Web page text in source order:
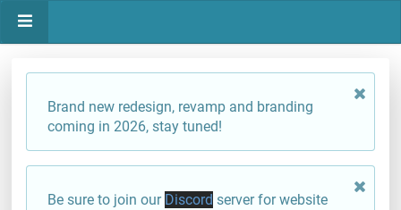
Brand new redesign, revamp and branding
coming in 2026, stay tuned!
Be sure to join our Discord server for website